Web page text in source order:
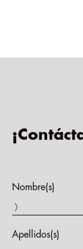
Nombre(s)
〉
Apellidos(s)